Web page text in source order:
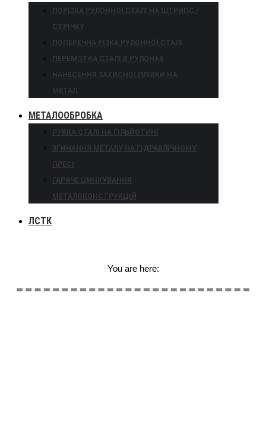
ПОРІЗКА РУЛОННОЇ СТАЛІ НА ШТРИПС /
СТРІЧКУ
ПОПЕРЕЧНА РІЗКА РУЛОННОЇ СТАЛІ
ПЕРЕМОТКА СТАЛІ В РУЛОНАХ
НАНЕСЕННЯ ЗАХИСНОЇ ПЛІВКИ НА
МЕТАЛ
МЕТАЛООБРОБКА
РУБКА СТАЛІ НА ГІЛЬЙОТИНІ
ЗГИНАННЯ МЕТАЛУ НА ГІДРАВЛІЧНОМУ
ПРЕСІ
ГАРЯЧЕ ЦИНКУВАННЯ
МЕТАЛОКОНСТРУКЦІЙ
ЛСТК
You are here: